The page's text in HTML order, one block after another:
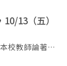
13（五）
校教師論著目
立政